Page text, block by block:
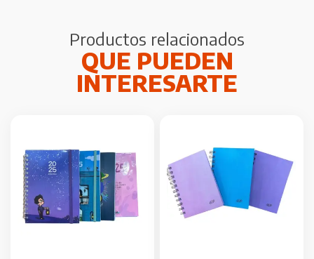
Productos relacionados
producto
tiene
múltiples
variantes.
Las
producto
tiene
múltiples
variantes.
Las